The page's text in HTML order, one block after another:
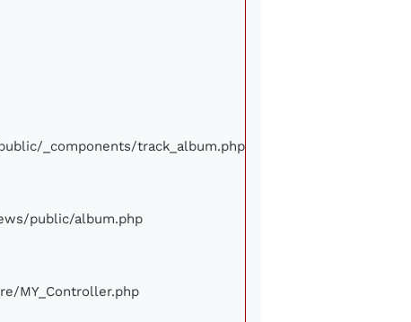
_components/track_album.php
public/album.php
MY_Controller.php